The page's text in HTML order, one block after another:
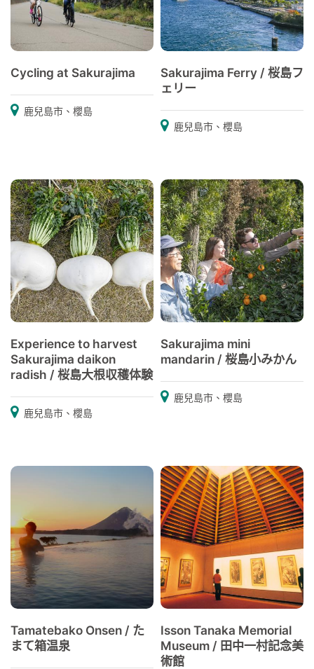
Cycling at Sakurajima
鹿兒島市、櫻島
Sakurajima Ferry / 桜島フ
ェリー
鹿兒島市、櫻島
Experience to harvest
Sakurajima daikon
radish / 桜島大根収穫体験
鹿兒島市、櫻島
Sakurajima mini
mandarin / 桜島小みかん
鹿兒島市、櫻島
Tamatebako Onsen / た
まて箱温泉
Isson Tanaka Memorial
Museum / 田中一村記念美
術館